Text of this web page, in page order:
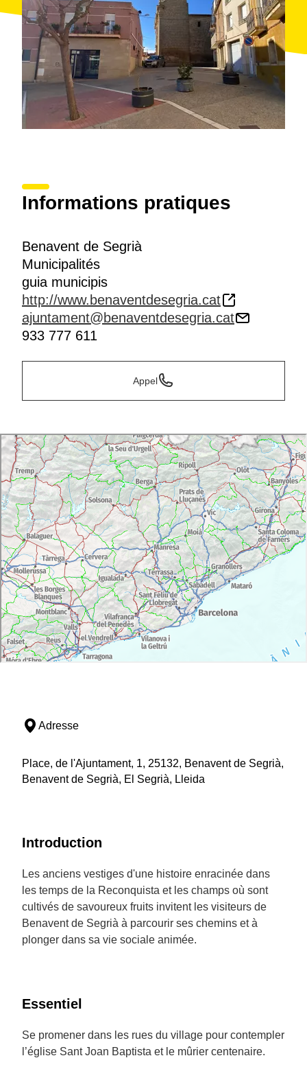
Informations pratiques
Benavent de Segrià
Municipalités
guia municipis
http://www.benaventdesegria.cat
ajuntament@benaventdesegria.cat
933 777 611
Appel
Adresse
Place, de l'Ajuntament, 1, 25132, Benavent de Segrià,
Benavent de Segrià, El Segrià, Lleida
Introduction
Les anciens vestiges d'une histoire enracinée dans
les temps de la Reconquista et les champs où sont
cultivés de savoureux fruits invitent les visiteurs de
Benavent de Segrià à parcourir ses chemins et à
plonger dans sa vie sociale animée.
Essentiel
Se promener dans les rues du village pour contempler
l’église Sant Joan Baptista et le mûrier centenaire.